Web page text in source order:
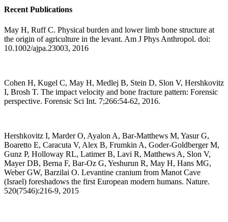
Recent Publications
May H, Ruff C. Physical burden and lower limb bone structure at
the origin of agriculture in the levant. Am J Phys Anthropol. doi:
10.1002/ajpa.23003, 2016
Cohen H, Kugel C, May H, Medlej B, Stein D, Slon V, Hershkovitz
I, Brosh T. The impact velocity and bone fracture pattern: Forensic
perspective. Forensic Sci Int. 7;266:54-62, 2016.
Hershkovitz I, Marder O, Ayalon A, Bar-Matthews M, Yasur G,
Boaretto E, Caracuta V, Alex B, Frumkin A, Goder-Goldberger M,
Gunz P, Holloway RL, Latimer B, Lavi R, Matthews A, Slon V,
Mayer DB, Berna F, Bar-Oz G, Yeshurun R, May H, Hans MG,
Weber GW, Barzilai O. Levantine cranium from Manot Cave
(Israel) foreshadows the first European modern humans. Nature.
520(7546):216-9, 2015